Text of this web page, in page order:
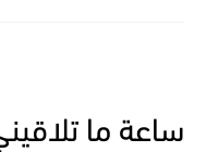
ساعة ما